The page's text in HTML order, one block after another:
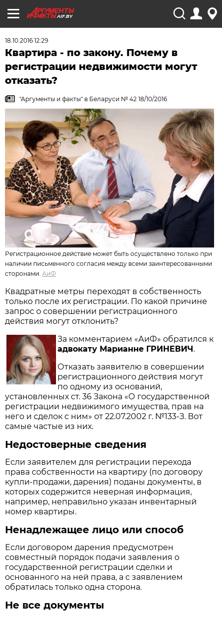
AIF.BY
18.10.2016 12:29
Квартира - по закону. Почему в
регистрации недвижимости могут
отказать?
"Аргументы и факты" в Беларуси № 42 18/10/2016
Регистрационное действие может быть осуществлено только при
наличии письменного согласия между всеми заинтересованными
сторонами. АиФ
Квадратные метры переходят в собственность
только после их регистрации. По какой причине
запрос о совершении регистрационного
действия могут отклонить?
За комментарием «АиФ» обратился к
адвокату Марианне ГРИНЕВИЧ.
Отказать заявителю в совершении
регистрационного действия могут
по одному из оснований,
установленных ст. 36 Закона «О государственной
регистрации недвижимого имущества, прав на
него и сделок с ним» от 22.07.2002 г. №133-З. Вот
самые частые из них.
Недостоверные сведения
Если заявителем для регистрации перехода
права собственности на квартиру (по договору
купли-продажи, дарения) поданы документы, в
которых содержится неверная информация,
например, неправильно указан инвентарный
номер квартиры.
Ненадлежащее лицо или способ
Если договором дарения предусмотрен
совместный порядок подачи заявления о
государственной регистрации сделки и
основанного на ней права, а с заявлением
обратилась только одна сторона.
Не все документы